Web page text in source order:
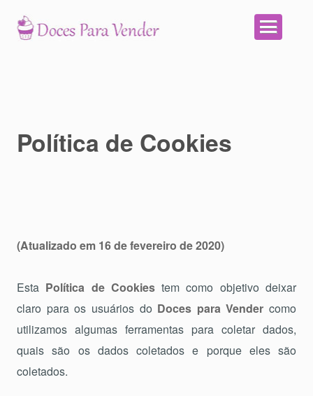
Política de Cookies
(Atualizado em 16 de fevereiro de 2020)
Esta Política de Cookiestem como objetivo deixar
claro para os usuários do Doces para Vender como
utilizamos algumas ferramentas para coletar dados,
quais são os dados coletados e porque eles são
coletados.